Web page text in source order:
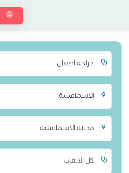
جراحة اطفال
الاسماعيلية
مدينة الاسماعيلية
كل الالقاب